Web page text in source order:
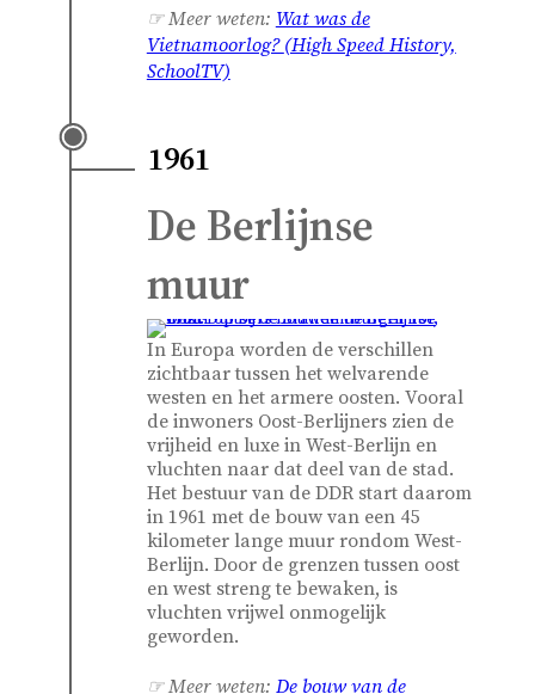
☞ Meer weten: Wat was de
Vietnamoorlog?(High Speed History,
SchoolTV)
1961
De Berlijnse
muur
In Europa worden de verschillen
zichtbaar tussen het welvarende
westen en het armere oosten. Vooral
de inwoners Oost-Berlijners zien de
vrijheid en luxe in West-Berlijn en
vluchten naar dat deel van de stad.
Het bestuur van de DDR start daarom
in 1961 met de bouw van een 45
kilometer lange muur rondom West-
Berlijn. Door de grenzen tussen oost
en west streng te bewaken, is
vluchten vrijwel onmogelijk
geworden.
☞ Meer weten: De bouw van de